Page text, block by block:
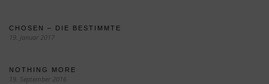
CHOSEN – DIE BESTIMMTE
19. Januar 2017
NOTHING MORE
19. September 2016